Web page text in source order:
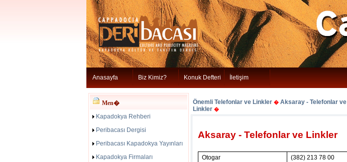
Anasayfa Biz Kimiz? Konuk Defteri İletişim
Men�
Kapadokya Rehberi
Peribacası Dergisi
Peribacası Kapadokya Yayınları
Kapadokya Firmaları
Önemli Telefonlar ve Linkler � Aksaray - Telefonlar ve
Linkler �
Aksaray - Telefonlar ve Linkler
Otogar
(382) 213 78 00